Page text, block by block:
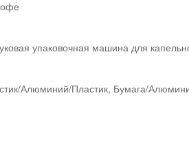
упаковочная машина для
Алюминий/Пластик, Бумага/